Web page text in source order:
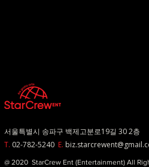
서울특별시 송파구 백제고분로19길 30 2층
T. 02-782-5240 E.
@ 2020 StarCrew Ent (Entertainment) All